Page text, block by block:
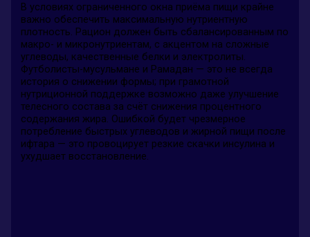
В условиях ограниченного окна приёма пищи крайне
важно обеспечить максимальную нутриентную
плотность. Рацион должен быть сбалансированным по
макро- и микронутриентам, с акцентом на сложные
углеводы, качественные белки и электролиты.
Футболисты-мусульмане и Рамадан — это не всегда
история о снижении формы; при грамотной
нутриционной поддержке возможно даже улучшение
телесного состава за счёт снижения процентного
содержания жира. Ошибкой будет чрезмерное
потребление быстрых углеводов и жирной пищи после
ифтара — это провоцирует резкие скачки инсулина и
ухудшает восстановление.